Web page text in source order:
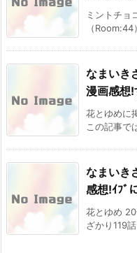
ミントチョ
（
なまいき
漫画感想
花とゆめに
この記事で
なまいき
感想!ｲﾌﾞ
花とゆめ
ざかり119